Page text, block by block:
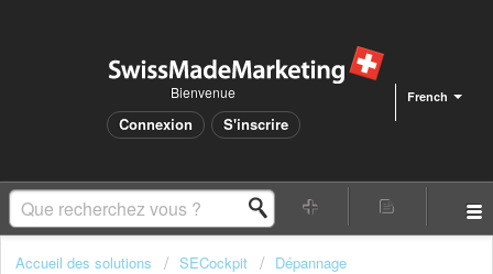
French
Bienvenue
Connexion S'inscrire
Accueil des solutions SECockpit Dépannage